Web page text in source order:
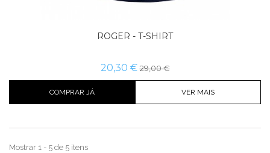
ROGER - T-SHIRT
20,30 €29,00 €
COMPRAR JÁ VER MAIS
Mostrar 1 - 5 de 5 itens